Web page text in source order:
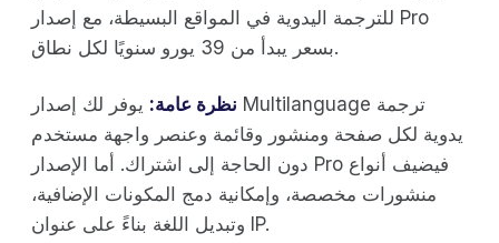
للترجمة اليدوية في المواقع البسيطة، مع إصدار Pro
بسعر يبدأ من 39 يورو سنويًا لكل نطاق.
نظرة عامة: يوفر لك إصدار Multilanguage ترجمة
يدوية لكل صفحة ومنشور وقائمة وعنصر واجهة مستخدم
دون الحاجة إلى اشتراك. أما الإصدار Pro فيضيف أنواع
منشورات مخصصة، وإمكانية دمج المكونات الإضافية،
وتبديل اللغة بناءً على عنوان IP.